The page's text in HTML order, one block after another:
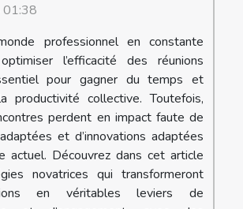
professionnel en constante
l’efficacité des réunions
pour gagner du temps et
productivité collective. Toutefois,
perdent en impact faute de
et d’innovations adaptées
actuel. Découvrez dans cet article
novatrices qui transformeront
en véritables leviers de